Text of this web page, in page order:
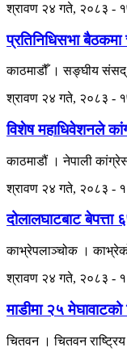
श्रावण २४ गते, २०८३ -
प्रतिनिधिसभा
काठमाडौँ । सङ्घीय संसद्
श्रावण २४ गते, २०८३ -
विशेष महाधिवेशनले
काठमाडौं । नेपाली
श्रावण २४ गते, २०८३ -
दोलालघाटबाट बेपत्ता
काभ्रेपलाञ्चोक ।
श्रावण २४ गते, २०८३ -
माडीमा २५
चितवन । चितवन